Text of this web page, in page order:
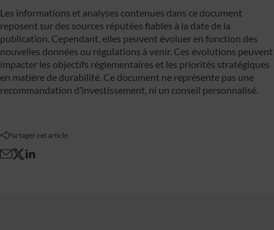
Les informations et analyses contenues dans ce document
reposent sur des sources réputées fiables à la date de la
publication. Cependant, elles peuvent évoluer en fonction des
nouvelles données ou régulations à venir. Ces évolutions peuvent
impacter les objectifs réglementaires et les priorités stratégiques
en matière de durabilité. Ce document ne représente pas une
recommandation d’investissement, ni un conseil personnalisé.
Partager cet article